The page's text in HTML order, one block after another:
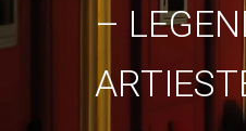
–